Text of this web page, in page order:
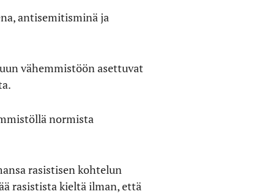
antisemitisminä ja
vähemmistöön asettuvat
normista
rasistisen kohtelun
rasistista kieltä ilman, että